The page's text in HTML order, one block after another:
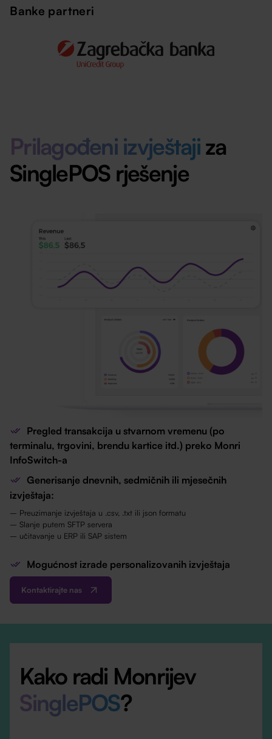
Banke partneri
Prilagođeni izvještajiza
SinglePOS rješenje
Pregled transakcija u stvarnom vremenu (po
terminalu, trgovini, brendu kartice itd.) preko Monri
InfoSwitch-a
Generisanje dnevnih, sedmičnih ili mjesečnih
izvještaja:
– Preuzimanje izvještaja u .csv, .txt ili json formatu
– Slanje putem SFTP servera
– učitavanje u ERP ili SAP sistem
Mogućnost izrade personalizovanih izvještaja
Kontaktirajte nas
Kako radi Monrijev
SinglePOS?